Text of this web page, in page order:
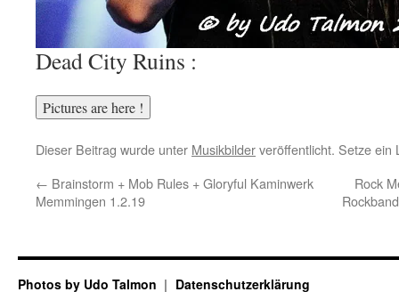
Dead City Ruins :
Dieser Beitrag wurde unter Musikbilderveröffentlicht. Setze
← Brainstorm + Mob Rules + Gloryful Kaminwerk
Memmingen 1.2.19
Rock
Photos by Udo Talmon Datenschutzerklärung